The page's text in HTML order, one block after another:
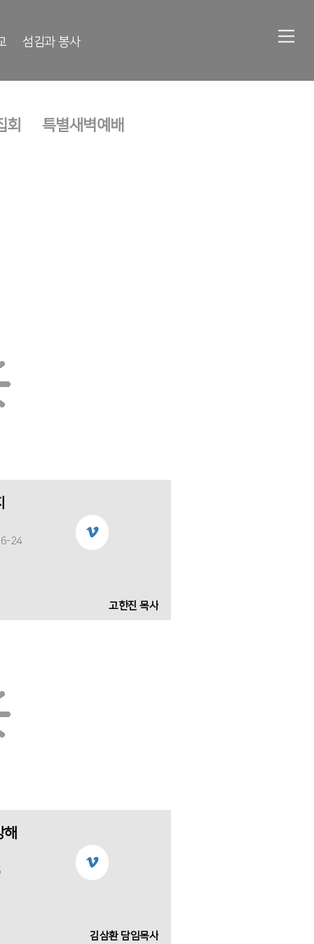
섬김과 봉사
회 특별새벽예배
24
고한진 목사
해
김삼환 담임목사